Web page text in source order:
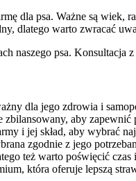
dla psa. Ważne są wiek,
dlatego warto zwracać
naszego psa. Konsultacja
dla jego zdrowia i
aby zapewnić
i jej skład, aby wybrać
zgodnie z jego
też warto poświęcić
która oferuje lepszą